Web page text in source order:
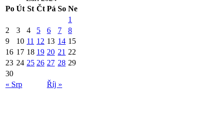
Po Út St Čt Pá So Ne
« Srp Říj »
1
2
3 4 5 6 7
8
9
10 11 12 13 14 15
16 17 18 19 20 21 22
23 24 25 26 27 28 29
30